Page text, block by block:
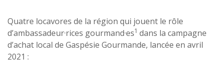
Quatre locavores de la région qui jouent le rôle
d’ambassadeur·rices gourmand·es1 dans la campagne
d’achat local de Gaspésie Gourmande, lancée en avril
2021 :